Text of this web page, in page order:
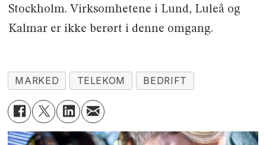
Stockholm. Virksomhetene i Lund, Luleå og
Kalmar er ikke berørt i denne omgang.
MARKED TELEKOM BEDRIFT